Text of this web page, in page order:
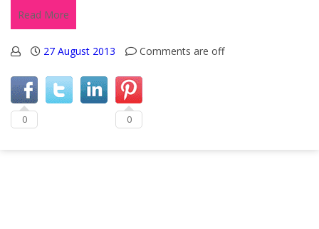
Read More
27 August 2013 Comments are off
0 0